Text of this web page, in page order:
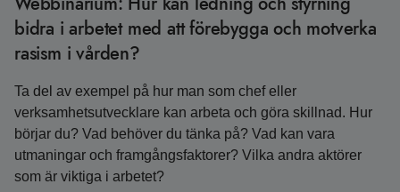
bidra i arbetet med att förebygga och motverka
rasism i vården?
Ta del av exempel på hur man som chef eller
verksamhetsutvecklare kan arbeta och göra skillnad. Hur
börjar du? Vad behöver du tänka på? Vad kan vara
utmaningar och framgångsfaktorer? Vilka andra aktörer
som är viktiga i arbetet?